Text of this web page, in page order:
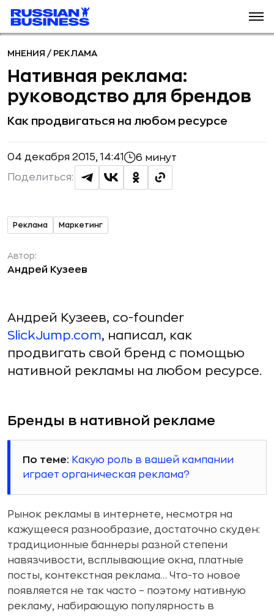
МНЕНИЯ / РЕКЛАМА
Нативная реклама:
руководство для брендов
Как продвигаться на любом ресурсе
04 декабря 2015, 14:41 6 минут
Поделиться:
Реклама Маркетинг
Автор:
Андрей Кузеев
Андрей Кузеев, co-founder
SlickJump.com, написал, как
продвигать свой бренд с помощью
нативной рекламы на любом ресурсе.
Бренды в нативной рекламе
По теме: Какую роль в вашей кампании
играет органическая реклама?
Рынок рекламы в интернете, несмотря на
кажущееся разнообразие, достаточно скуден:
традиционные баннеры разной степени
навязчивости, всплывающие окна, платные
посты, контекстная реклама… Что-то новое
появляется не так часто – поэтому нативную
рекламу, набирающую популярность в